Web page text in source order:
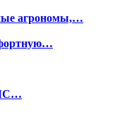
агрономы,…